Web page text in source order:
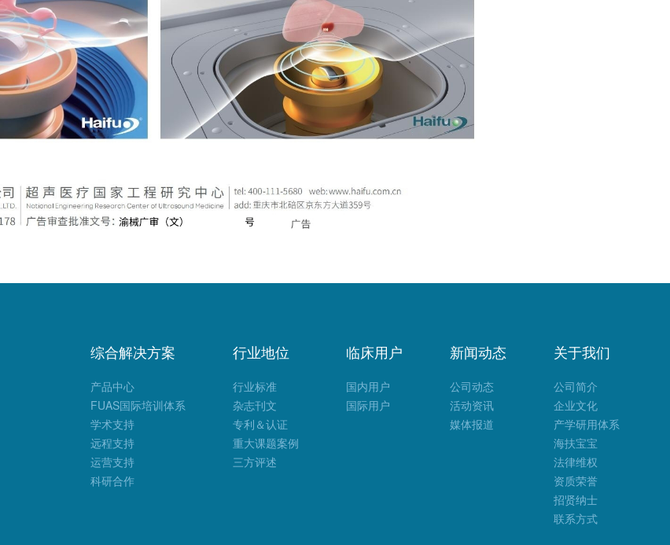
综合解决方案
产品中心
FUAS国际培训体系
学术支持
远程支持
运营支持
科研合作
行业地位
行业标准
杂志刊文
专利＆认证
重大课题案例
三方评述
临床用户
国内用户
国际用户
新闻动态
公司动态
活动资讯
媒体报道
关于我们
公司简介
企业文化
产学研用体系
海扶宝宝
法律维权
资质荣誉
招贤纳士
联系方式